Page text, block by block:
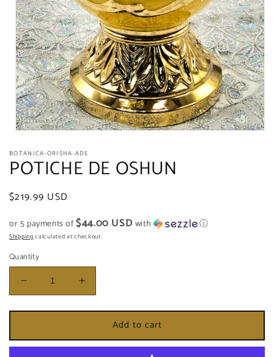
1
in
modal
BOTANICA-ORISHA-ADE
POTICHE DE OSHUN
Regular
$219.99 USD
or 5 payments of$44.00 USD with ⓘ
Shippingcalculated at checkout.
Quantity
Decrease
quantity
for
DE
OSHUN
Increase
quantity
for
POTICHE
DE
OSHUN
Add to cart